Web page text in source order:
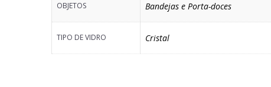
OBJETOS Bandejas e Porta-doces
TIPO DE VIDRO Cristal